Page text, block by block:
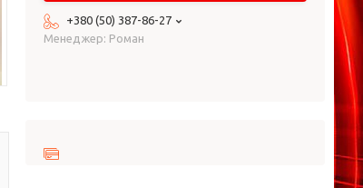
+380 (50) 387-86-27
Менеджер: Роман